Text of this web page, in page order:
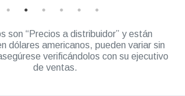
son “Precios a distribuidor” y están
dólares americanos, pueden variar sin
verificándolos con su ejecutivo
de ventas.